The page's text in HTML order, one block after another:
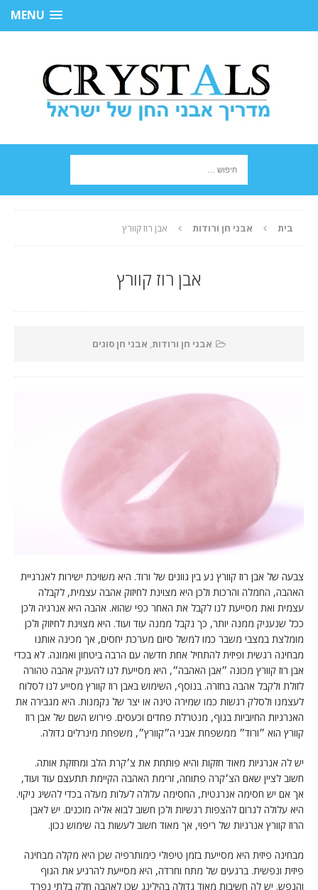
MENU
בית אבני חן ורודות אבן רוז קוורץ
אבן רוז קוורץ
אבני חן ורודות, אבני חן סוגים
צבעה של אבן רוז קוורץ נע בין גוונים של ורוד. היא משויכת ישירות לאנרגיית
האהבה, החמלה והרכות ולכן היא מצוינת לחיזוק אהבה עצמית, לקבלה
עצמית ואת מסייעת לנו לקבל את האחר כפי שהוא. אהבה היא אנרגיה ולכן
ככל שנעניק ממנה יותר, כך נקבל ממנה עוד ועוד. היא מצוינת לחיזוק ולכן
מומלצת במצבי משבר כמו למשל סיום מערכת יחסים, אך מכינה אותנו
מבחינה רגשית ופיזית להתחיל אחת חדשה עם הרבה ביטחון ואמונה. לא בכדי
אבן רוז קוורץ מכונה ״אבן האהבה״, היא מסייעת לנו להעניק אהבה טהורה
לזולת ולקבל אהבה בחזרה. בנוסף, השימוש באבן רוז קוורץ מסייע לנו לסלוח
לעצמנו ולסלק רגשות כמו שמירה טינה או יצר של נקמנות. היא מגבירה את
האנרגיות החיוביות בגוף, מנטרלת פחדים וכעסים. פירוש השם של אבן רוז
קוורץ הוא ״ורוד״ ממשפחת אבני ה״קוורץ״, משפחת מינרלים גדולה.
יש לה אנרגיות מאוד חזקות והיא פותחת את צ׳קרת הלב ומחזקת אותה.
חשוב לציין שאם הצ׳קרה פתוחה, זרימת האהבה הקיימת תתעצם עוד ועוד,
אך אם יש חסימה אנרגטית, החסימה עלולה לעלות מעלה בכדי להשיג ניקוי.
היא עלולה לגרום להצפות רגשיות ולכן חשוב לבוא אליה מוכנים. יש לאבן
הרוז קוורץ אנרגיות של ריפוי, אך מאוד חשוב לעשות בה שימוש נכון.
מבחינה פיזית היא מסייעת בזמן טיפולי כימותרפיה שכן היא מקלה מבחינה
פיזית ונפשית. ברגעים של מתח וחרדה, היא מסייעת להרגיע את הגוף
והנפש. יש לה חשיבות מאוד גדולה בהילינג שכן לאהבה חלק בלתי נפרד